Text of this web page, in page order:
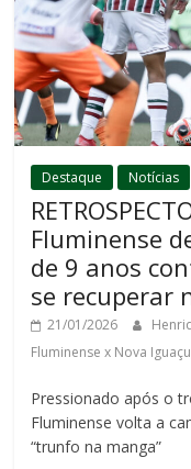
Destaque Notícias
Fluminense
de 9 anos
se recuperar
21/01/2026
Fluminense x Nova Iguaçu
Pressionado após o
Fluminense volta a
“trunfo na manga”